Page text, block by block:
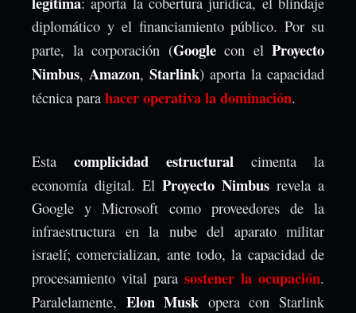
diplomático y el financiamiento público. Por su
parte, la corporación (Googlecon el Proyecto
Nimbus, Amazon, Starlink) aporta la capacidad
técnica para hacer operativa la dominación.
Esta complicidad estructural cimenta la
economía digital. El Proyecto Nimbus revela a
Google y Microsoft como proveedores de la
infraestructura en la nube del aparato militar
israelí; comercializan, ante todo, la capacidad de
procesamiento vital para sostener la ocupación.
Paralelamente, Elon Musk opera con Starlink